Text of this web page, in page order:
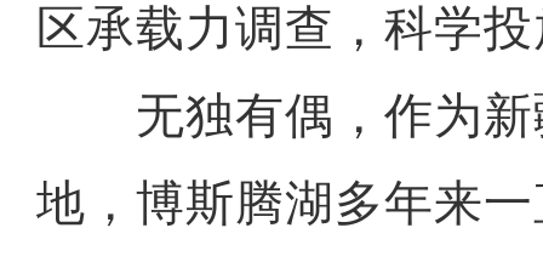
区承载力调查，科学
无独有偶，作为新
地，博斯腾湖多年来